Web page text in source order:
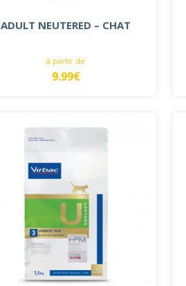
ADULT NEUTERED – CHAT
à partir de
9.99€